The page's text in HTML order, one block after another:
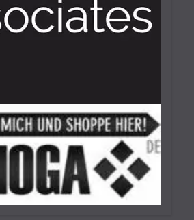
Lies Of P: Ergo Farmen – Das Sind Die
Besten Spots
25. September 2023 6 Minuten
Lies Of P: Dreifaltigkeitsräume Und -
Schlüssel Finden Leicht Gemacht
29. September 2023 7 Minuten